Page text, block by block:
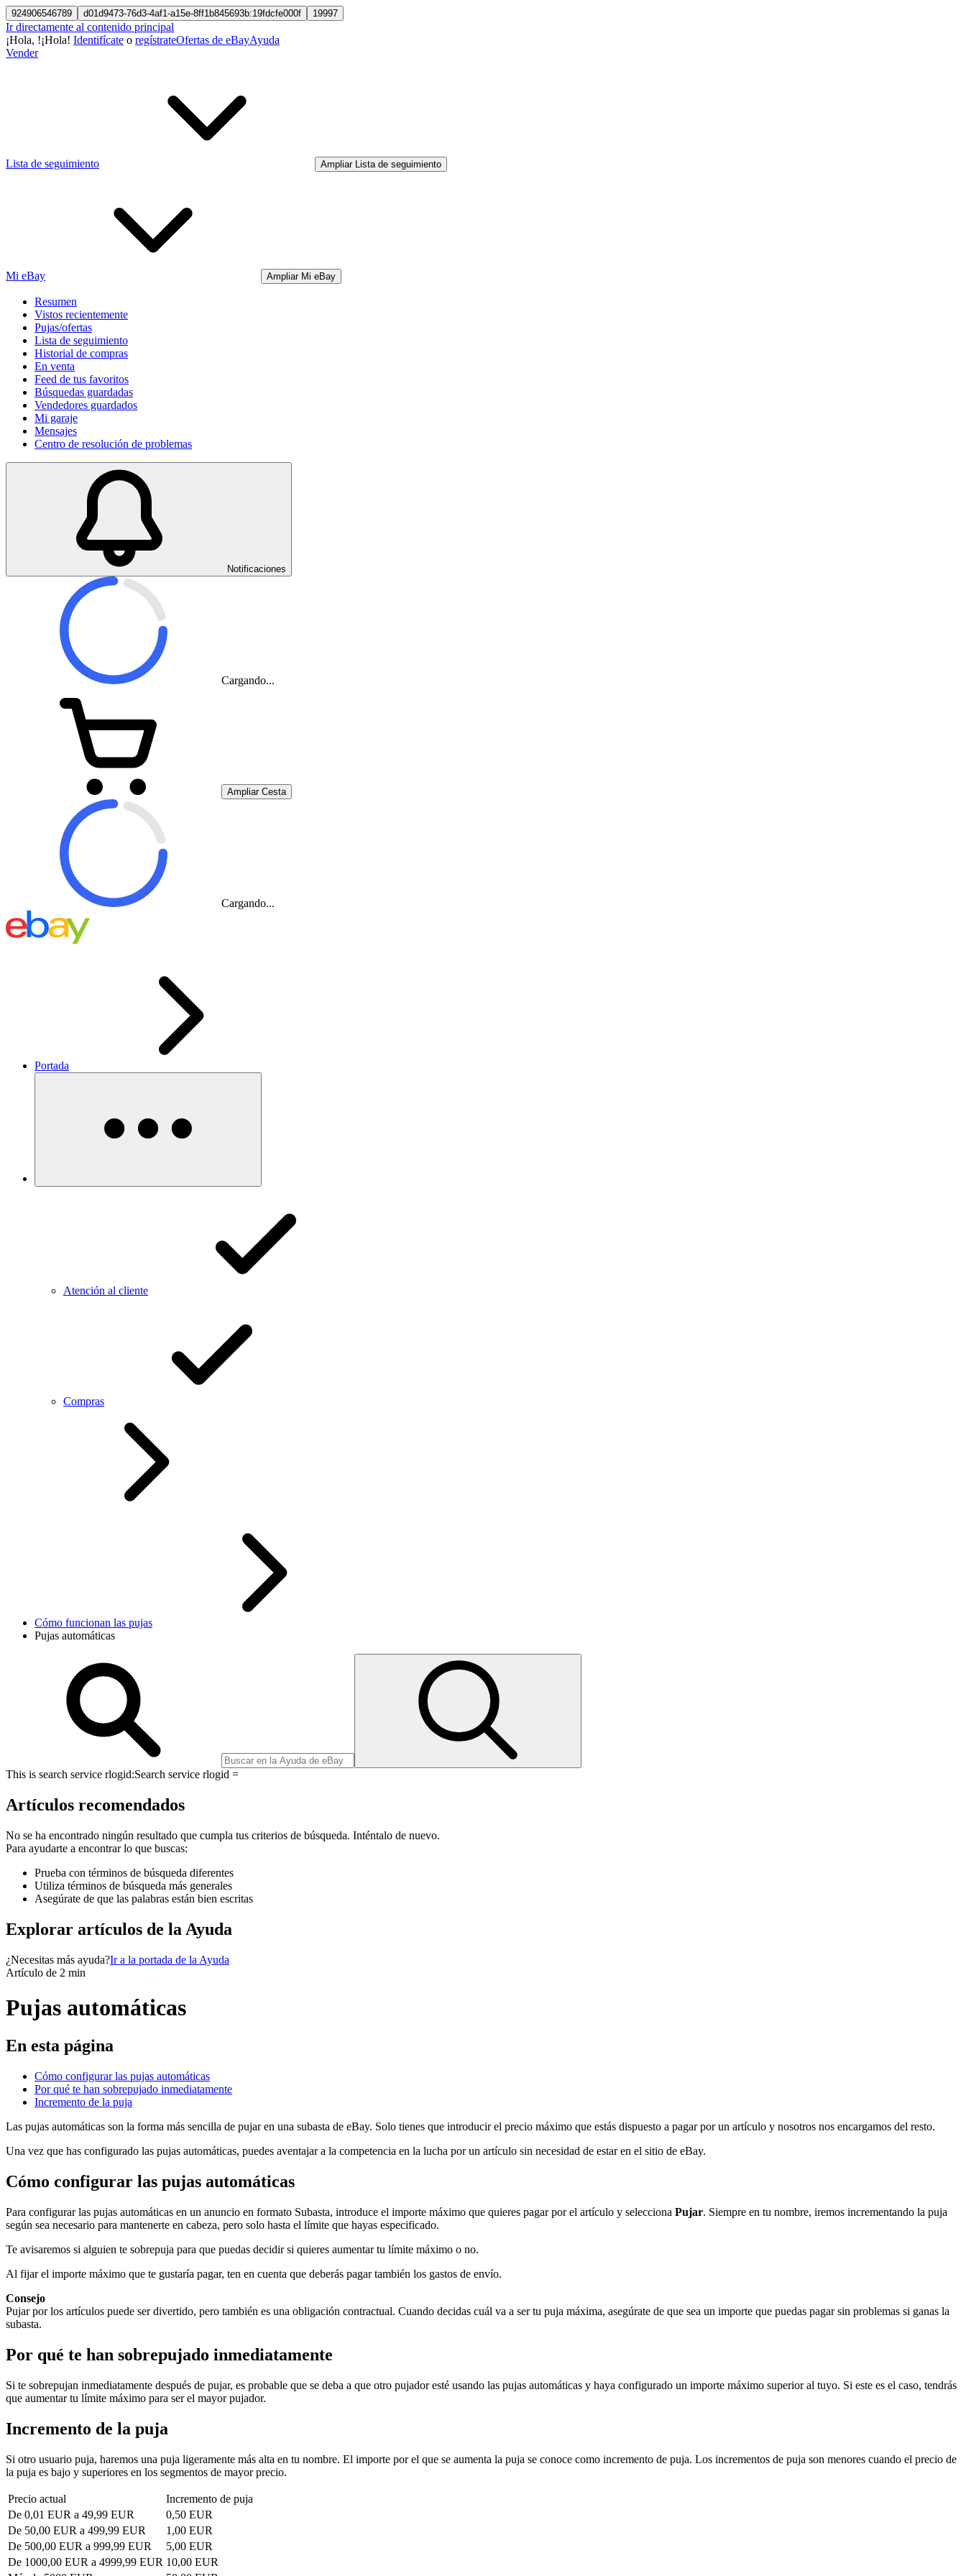
924906546789 d01d9473-76d3-4af1-a15e-8ff1b845693b:19fdcfe000f 19997
Ir directamente al contenido principal
¡Hola, !¡Hola! Identifícate o regístrateOfertas de eBayAyuda
Vender
Lista de seguimiento Ampliar Lista de seguimiento
Mi eBay Ampliar Mi eBay
Resumen
Vistos recientemente
Pujas/ofertas
Lista de seguimiento
Historial de compras
En venta
Feed de tus favoritos
Búsquedas guardadas
Vendedores guardados
Mi garaje
Mensajes
Centro de resolución de problemas
Notificaciones
Cargando...
Ampliar Cesta
Cargando...
Portada
Atención al cliente
Compras
Cómo funcionan las pujas
Pujas automáticas
This is search service rlogid:Search service rlogid =
Artículos recomendados
No se ha encontrado ningún resultado que cumpla tus criterios de búsqueda. Inténtalo de nuevo.
Para ayudarte a encontrar lo que buscas:
Prueba con términos de búsqueda diferentes
Utiliza términos de búsqueda más generales
Asegúrate de que las palabras están bien escritas
Explorar artículos de la Ayuda
¿Necesitas más ayuda?Ir a la portada de la Ayuda
Artículo de 2 min
Pujas automáticas
En esta página
Cómo configurar las pujas automáticas
Por qué te han sobrepujado inmediatamente
Incremento de la puja
Las pujas automáticas son la forma más sencilla de pujar en una subasta de eBay. Solo tienes que introducir el precio máximo que estás dispuesto a pagar por un artículo y nosotros nos encargamos del resto.
Una vez que has configurado las pujas automáticas, puedes aventajar a la competencia en la lucha por un artículo sin necesidad de estar en el sitio de eBay.
Cómo configurar las pujas automáticas
Para configurar las pujas automáticas en un anuncio en formato Subasta, introduce el importe máximo que quieres pagar por el artículo y selecciona Pujar. Siempre en tu nombre, iremos incrementando la puja
según sea necesario para mantenerte en cabeza, pero solo hasta el límite que hayas especificado.
Te avisaremos si alguien te sobrepuja para que puedas decidir si quieres aumentar tu límite máximo o no.
Al fijar el importe máximo que te gustaría pagar, ten en cuenta que deberás pagar también los gastos de envío.
Consejo
Pujar por los artículos puede ser divertido, pero también es una obligación contractual. Cuando decidas cuál va a ser tu puja máxima, asegúrate de que sea un importe que puedas pagar sin problemas si ganas la
subasta.
Por qué te han sobrepujado inmediatamente
Si te sobrepujan inmediatamente después de pujar, es probable que se deba a que otro pujador esté usando las pujas automáticas y haya configurado un importe máximo superior al tuyo. Si este es el caso, tendrás
que aumentar tu límite máximo para ser el mayor pujador.
Incremento de la puja
Si otro usuario puja, haremos una puja ligeramente más alta en tu nombre. El importe por el que se aumenta la puja se conoce como incremento de puja. Los incrementos de puja son menores cuando el precio de
la puja es bajo y superiores en los segmentos de mayor precio.
Precio actual
Incremento de puja
De 0,01 EUR a 49,99 EUR
0,50 EUR
De 50,00 EUR a 499,99 EUR
1,00 EUR
De 500,00 EUR a 999,99 EUR
5,00 EUR
De 1000,00 EUR a 4999,99 EUR 10,00 EUR